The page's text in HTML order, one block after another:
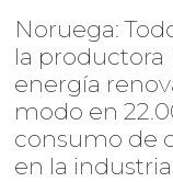
Noruega:
la productora
energía
modo en
consumo de
en la